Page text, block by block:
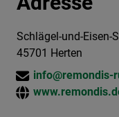
Schlägel-und-Eisen-
45701 Herten
info@remondis-